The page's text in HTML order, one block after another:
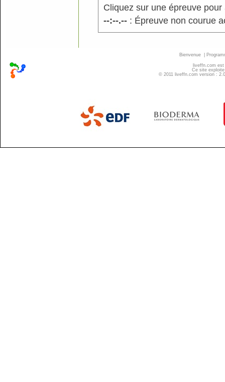
Cliquez sur une épreuve
--:--.--: Épreuve non courue
Bienvenue
liveffn.com
Ce site
© 2011 liveffn.com version :